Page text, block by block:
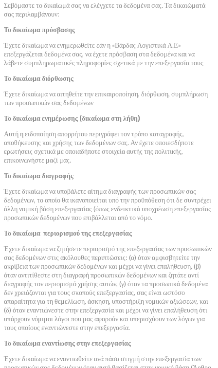
Σεβόμαστε το δικαίωμά σας να ελέγχετε τα δεδομένα σας. Τα δικαιώματά
σας περιλαμβάνουν:
Το δικαίωμα πρόσβασης
Έχετε δικαίωμα να ενημερωθείτε εάν η «Βάρδας Λογιστικά Α.Ε»
επεξεργάζεται δεδομένα σας, να έχετε πρόσβαση στα δεδομένα και να
λάβετε συμπληρωματικές πληροφορίες σχετικά με την επεξεργασία τους
Το δικαίωμα διόρθωσης
Έχετε δικαίωμα να αιτηθείτε την επικαιροποίηση, διόρθωση, συμπλήρωση
των προσωπικών σας δεδομένων
Το δικαίωμα ενημέρωσης (δικαίωμα στη λήθη)
Αυτή η ειδοποίηση απορρήτου περιγράφει τον τρόπο καταγραφής,
αποθήκευσης και χρήσης των δεδομένων σας. Αν έχετε οποιεσδήποτε
ερωτήσεις σχετικά με οποιαδήποτε στοιχεία αυτής της πολιτικής,
επικοινωνήστε μαζί μας.
Το δικαίωμα διαγραφής
Έχετε δικαίωμα να υποβάλετε αίτημα διαγραφής των προσωπικών σας
δεδομένων, το οποίο θα ικανοποιείται υπό την προϋπόθεση ότι δε συντρέχει
άλλη νομική βάση επεξεργασίας (όπως ενδεικτικά υποχρέωση επεξεργασίας
προσωπικών δεδομένων που επιβάλλεται από το νόμο.
Το δικαίωμα περιορισμού της επεξεργασίας
Έχετε δικαίωμα να ζητήσετε περιορισμό της επεξεργασίας των προσωπικών
σας δεδομένων στις ακόλουθες περιπτώσεις: (α) όταν αμφισβητείτε την
ακρίβεια των προσωπικών δεδομένων και μέχρι να γίνει επαλήθευση, (β)
όταν αντιτίθεστε στη διαγραφή προσωπικών δεδομένων και ζητάτε αντί
διαγραφής τον περιορισμό χρήσης αυτών, (γ) όταν τα προσωπικά δεδομένα
δεν χρειάζονται για τους σκοπούς επεξεργασίας, σας είναι ωστόσο
απαραίτητα για τη θεμελίωση, άσκηση, υποστήριξη νομικών αξιώσεων, και
(δ) όταν εναντιώνεστε στην επεξεργασία και μέχρι να γίνει επαλήθευση ότι
υπάρχουν νόμιμοι λόγοι που μας αφορούν και υπερισχύουν των λόγων για
τους οποίους εναντιώνεστε στην επεξεργασία.
Το δικαίωμα εναντίωσης στην επεξεργασίας
Έχετε δικαίωμα να εναντιωθείτε ανά πάσα στιγμή στην επεξεργασία των